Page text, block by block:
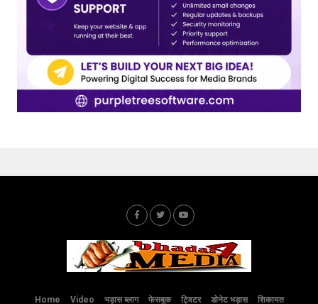
Home Video भड़ास ब्लाग फेसबुक ट्विटर डोनेट भड़ास शिकायत